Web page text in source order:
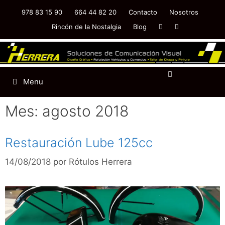
978 83 15 90 664 44 82 20 Contacto
Nosotros
Rincón de la Nostalgia
Blog
Menu
Mes: agosto 2018
Restauración Lube 125cc
14/08/2018 por Rótulos Herrera